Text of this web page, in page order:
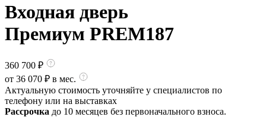
Входная дверь
Премиум PREM187
360 700 ₽
от 36 070 ₽ в мес.
Актуальную стоимость уточняйте у специалистов по
телефону или на выставках
Рассрочка до 10 месяцев без первоначального взноса.